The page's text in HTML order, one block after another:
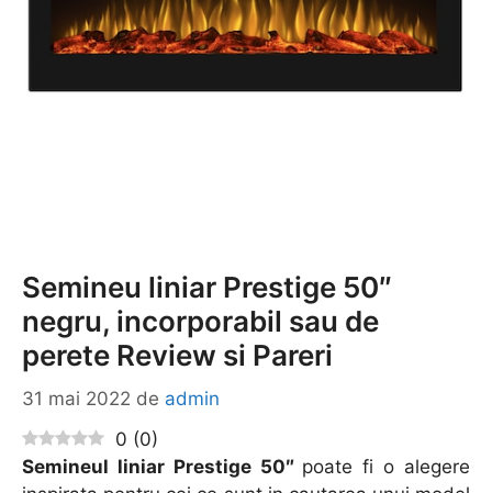
Semineu liniar Prestige 50″
negru, incorporabil sau de
perete Review si Pareri
31 mai 2022 de admin
0 (0)
Semineul liniar Prestige 50″ poate fi o alegere